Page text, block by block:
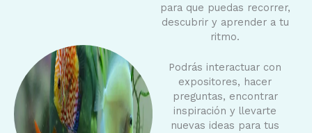
para que puedas recorrer,
descubrir y aprender a tu
ritmo.
Podrás interactuar con
expositores, hacer
preguntas, encontrar
inspiración y llevarte
nuevas ideas para tus